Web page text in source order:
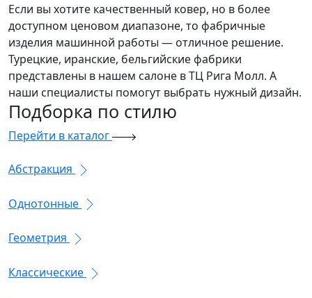
Если вы хотите качественный ковер, но в более
доступном ценовом диапазоне, то фабричные
изделия машинной работы — отличное решение.
Турецкие, иранские, бельгийские фабрики
представлены в нашем салоне в ТЦ Рига Молл. А
наши специалисты помогут выбрать нужный дизайн.
Подборка по стилю
Перейти в каталог
Абстракция
Однотонные
Геометрия
Классические